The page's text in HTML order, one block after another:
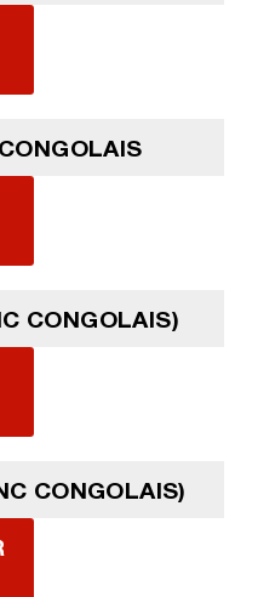
CONGOLAIS)
CONGOLAIS)